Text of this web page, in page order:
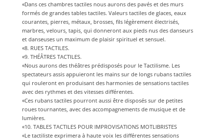
«Dans ces chambres tactiles nous aurons des pavés et des murs
formés de grandes tables tactiles. Valeurs tactiles de glaces, eaux
courantes, pierres, métaux, brosses, fils légèrement électrisés,
marbres, velours, tapis, qui donneront aux pieds nus des danseurs
et danseuses un maximum de plaisir spirituel et sensuel.
«8. RUES TACTILES.
«9. THÉÂTRES TACTILES.
«Nous aurons des théâtres prédisposés pour le Tactilisme. Les
spectateurs assis appuieront les mains sur de longs rubans tactiles
qui rouleront en produisant des harmonies de sensations tactiles
avec des rythmes et des vitesses différentes.
«Ces rubans tactiles pourront aussi être disposés sur de petites
roues tournantes, avec des accompagnements de musique et de
lumières.
«10. TABLES TACTILES POUR IMPROVISATIONS MOTLIBRISTES
«Le tactiliste exprimera à haute voix les différentes sensations